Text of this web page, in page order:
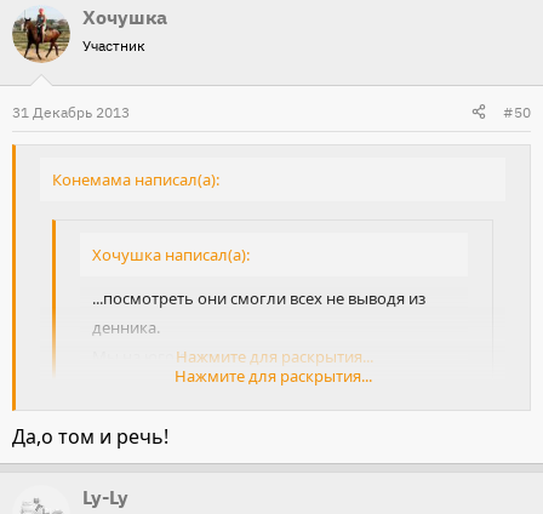
Хочушка
Участник
31 Декабрь 2013 #50
Конемама написал(а):
Хочушка написал(а):
...посмотреть они смогли всех не выводя из
денника.
Мы на юго-востоке.Нажмите для раскрытия...
Самое страшное то, что из летников и вывести можно так
же незаметно, как и присмотреть добычу.
Нажмите для раскрытия...
Да,о том и речь!
Ly-Ly